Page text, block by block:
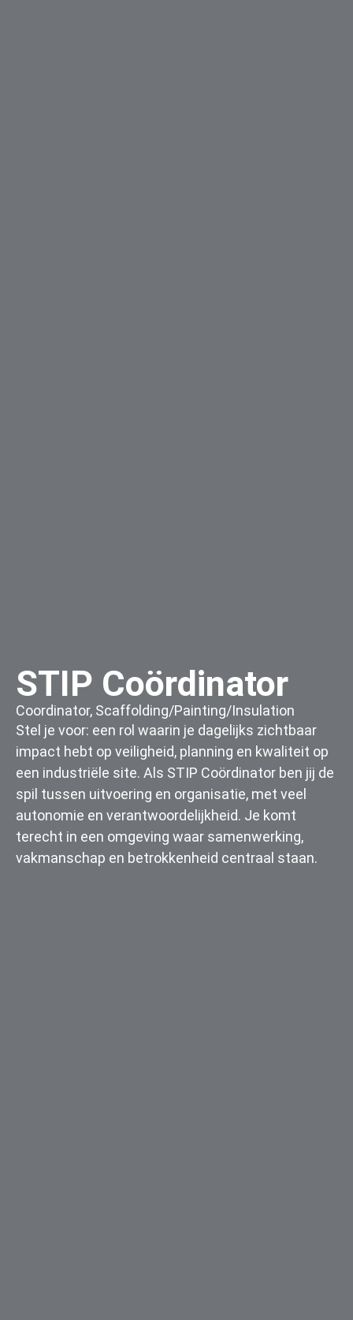
STIP Coördinator
Coordinator, Scaffolding/Painting/Insulation
Stel je voor: een rol waarin je dagelijks zichtbaar
impact hebt op veiligheid, planning en kwaliteit op
een industriële site. Als STIP Coördinator ben jij de
spil tussen uitvoering en organisatie, met veel
autonomie en verantwoordelijkheid. Je komt
terecht in een omgeving waar samenwerking,
vakmanschap en betrokkenheid centraal staan.